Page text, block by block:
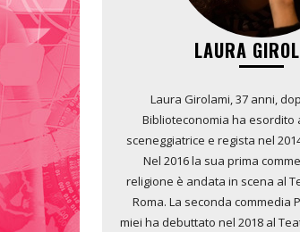
LAURA
Laura Girolami, 37 anni,
Biblioteconomia ha esordito
sceneggiatrice e regista nel
Nel 2016 la sua prima
religione è andata in scena al
Roma. La seconda commedia
miei ha debuttato nel 2018 al